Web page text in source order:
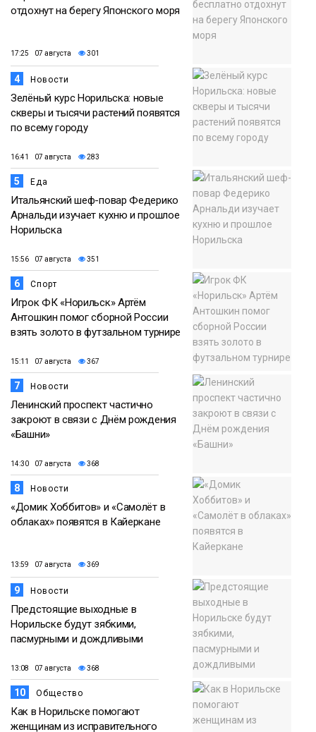
отдохнут на берегу Японского моря
17:25 07 августа 301
4 Новости
Зелёный курс Норильска: новые
скверы и тысячи растений появятся
по всему городу
16:41 07 августа 283
5 Еда
Итальянский шеф-повар Федерико
Арнальди изучает кухню и прошлое
Норильска
15:56 07 августа 351
6 Спорт
Игрок ФК «Норильск» Артём
Антошкин помог сборной России
взять золото в футзальном турнире
15:11 07 августа 367
7 Новости
Ленинский проспект частично
закроют в связи с Днём рождения
«Башни»
14:30 07 августа 368
8 Новости
«Домик Хоббитов» и «Самолёт в
облаках» появятся в Кайеркане
13:59 07 августа 369
9 Новости
Предстоящие выходные в
Норильске будут зябкими,
пасмурными и дождливыми
13:08 07 августа 368
10 Общество
Как в Норильске помогают
женщинам из исправительного